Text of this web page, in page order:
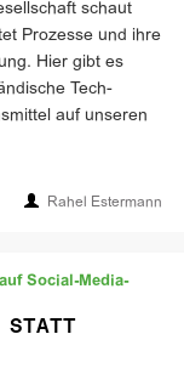
schaut
Prozesse und ihre
Hier gibt es
Tech-
auf unseren
Rahel Estermann
Social-Media-
STATT